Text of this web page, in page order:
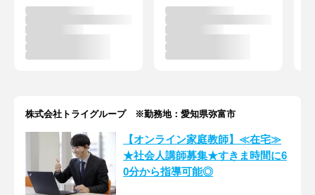
株式会社トライグループ ※勤務地：愛知県弥富市
【オンライン家庭教師】≪在宅≫
★社会人講師募集★すきま時間に6
0分から指導可能◎